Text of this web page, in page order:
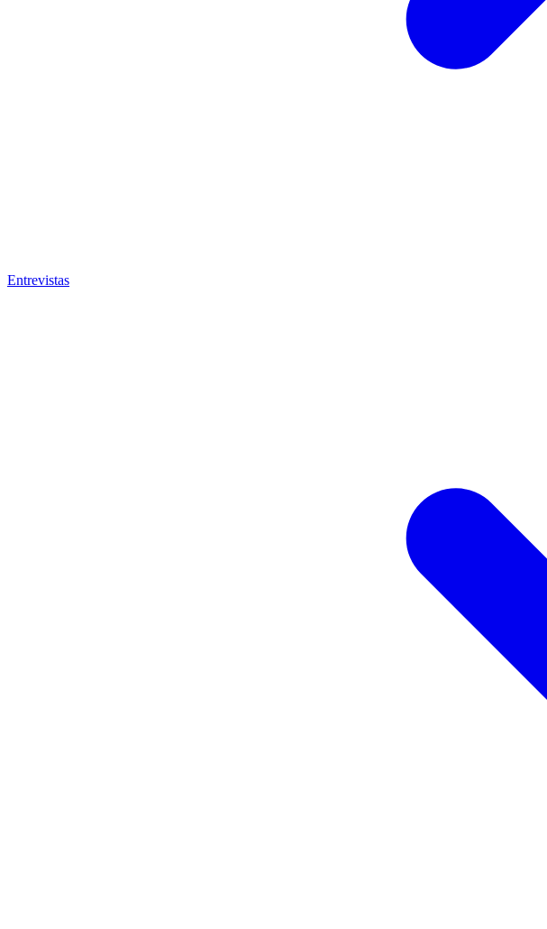
Entrevistas